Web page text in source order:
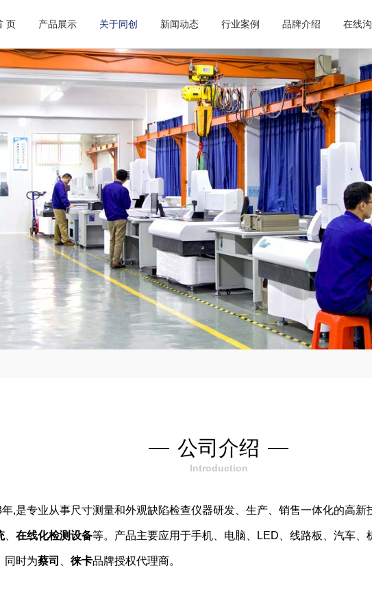
页 产品展示 关于同创 新闻动态 行业案例 品牌介绍 在线
公司介绍
Introduction
,是专业从事尺寸测量和外观缺陷检查仪器研发、生产、销售一体化的高新
、 在线化检测设备等。产品主要应用于手机、电脑、LED、线路板、汽车
同时为蔡司 徕卡品牌授权代理商。